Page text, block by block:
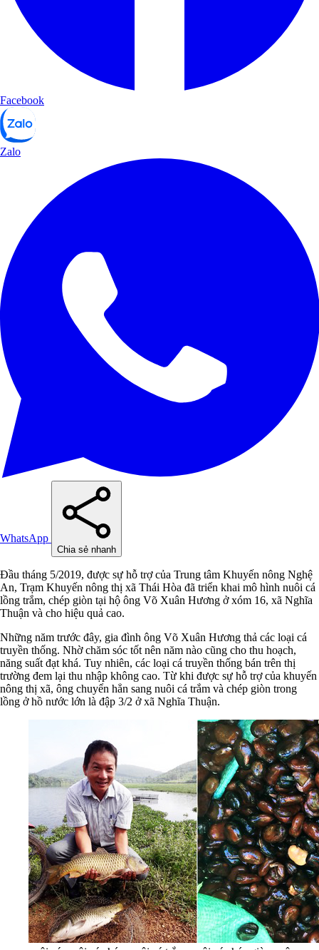
Facebook
Zalo
WhatsApp
Chia sẻ nhanh
Đầu tháng 5/2019, được sự hỗ trợ của Trung tâm Khuyến nông Nghệ
An, Trạm Khuyến nông thị xã Thái Hòa đã triển khai mô hình nuôi cá
lồng trắm, chép giòn tại hộ ông Võ Xuân Hương ở xóm 16, xã Nghĩa
Thuận và cho hiệu quả cao. ​
Những năm trước đây, gia đình ông Võ Xuân Hương thả các loại cá
truyền thống. Nhờ chăm sóc tốt nên năm nào cũng cho thu hoạch,
năng suất đạt khá. Tuy nhiên, các loại cá truyền thống bán trên thị
trường đem lại thu nhập không cao. Từ khi được sự hỗ trợ của khuyến
nông thị xã, ông chuyển hẳn sang nuôi cá trắm và chép giòn trong
lồng ở hồ nước lớn là đập 3/2 ở xã Nghĩa Thuận.